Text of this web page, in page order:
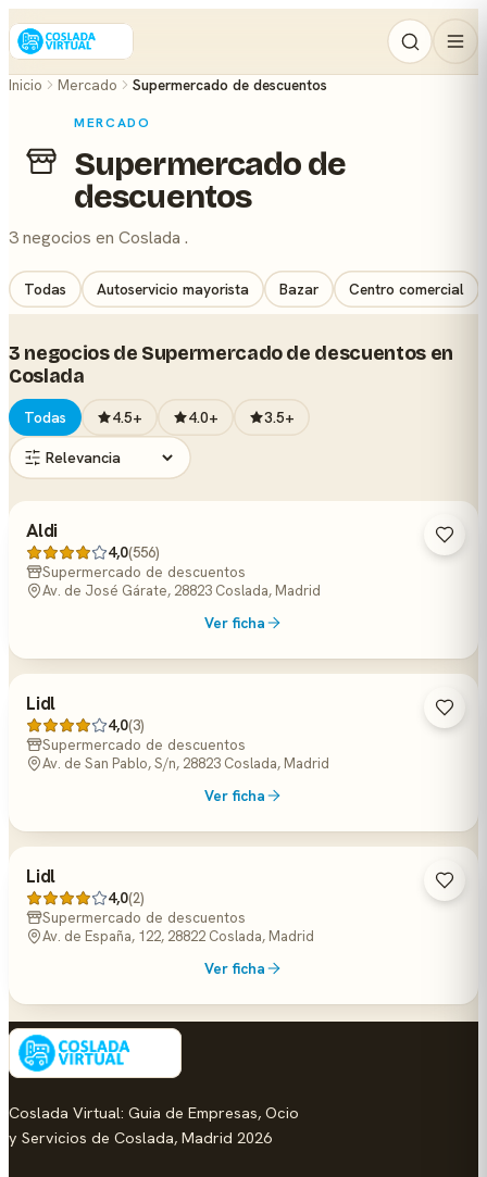
Inicio Mercado Supermercado de descuentos
MERCADO
Supermercado de
descuentos
3 negocios en Coslada .
Todas Autoservicio mayorista Bazar Centro comercial
3 negocios de Supermercado de descuentos en
Coslada
Todas 4.5+ 4.0+ 3.5+
Aldi
4,0(556)
Supermercado de descuentos
Av. de José Gárate, 28823 Coslada, Madrid
Ver ficha
Lidl
4,0(3)
Supermercado de descuentos
Av. de San Pablo, S/n, 28823 Coslada, Madrid
Ver ficha
Lidl
4,0(2)
Supermercado de descuentos
Av. de España, 122, 28822 Coslada, Madrid
Ver ficha
Coslada Virtual: Guia de Empresas, Ocio
y Servicios de Coslada, Madrid 2026